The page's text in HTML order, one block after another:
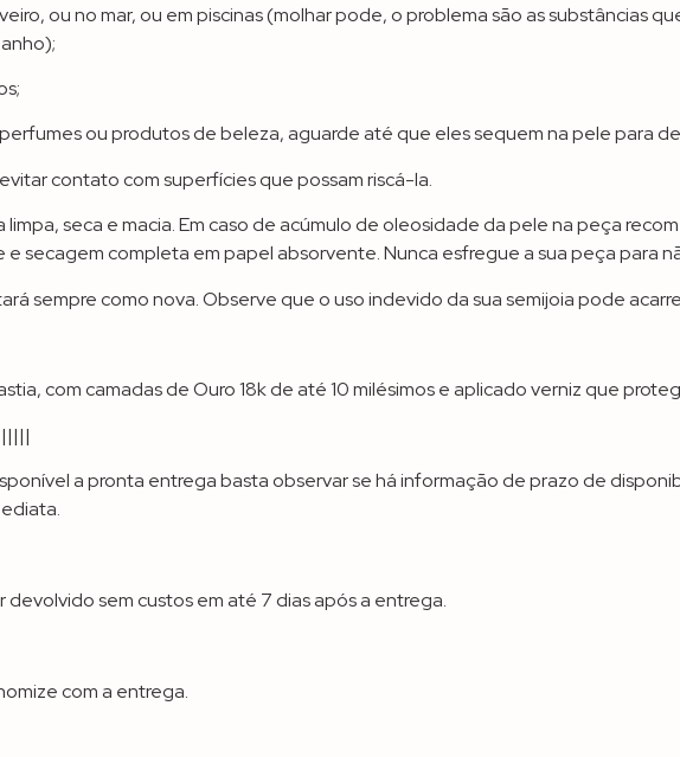
ou no mar, ou em piscinas (molhar pode, o problema são as substâncias
ou produtos de beleza, aguarde até que eles sequem na pele para
contato com superfícies que possam riscá-la.
seca e macia. Em caso de acúmulo de oleosidade da pele na peça
secagem completa em papel absorvente. Nunca esfregue a sua peça para
sempre como nova. Observe que o uso indevido da sua semijoia pode
com camadas de Ouro 18k de até 10 milésimos e aplicado verniz que
a pronta entrega basta observar se há informação de prazo de
sem custos em até 7 dias após a entrega.
com a entrega.